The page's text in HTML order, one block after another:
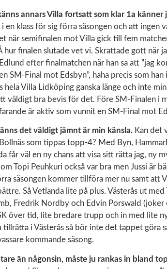
annars Villa fortsatt som klar 1a känner
en klass för sig förra säsongen och att ingen
när semifinalen mot Villa gick till fem
hur finalen slutade vet vi. Skrattade gott när
efter finalmatchen när han sa att ”jag
SM-Final mot Edsbyn”, haha precis som
hela Villa Lidköping ganska länge och inte
väldigt bra bevis för det. Före SM-Finalen i
är aktiv som vunnit en SM-Final mot
det väldigt jämnt är min känsla. Kan det
som tippas topp-4? Med Byn,
får väl en ny chans att visa sitt rätta jag, ny
Topi Peuhkuri också var bra men Jussi är
säsongen kommer tillföra mer nu samt att
Så Vetlanda lite på plus. Västerås ut med
Fredrik Nordby och Edvin Porswald (joker
över tid, lite bredare trupp och in med lite
tillrätta i Västerås så bör inte det tappet göra
kommande säsong.
än någonsin, måste ju rankas in bland